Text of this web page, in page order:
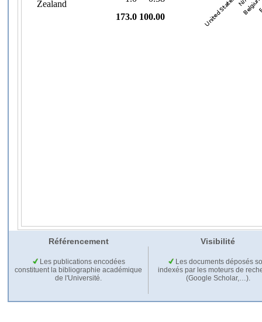
Référencement Visibilité
Les publications encodées
constituent la bibliographie académique
de l'Université.
Les documents déposés
indexés par les moteurs de
(Google Scholar,…).